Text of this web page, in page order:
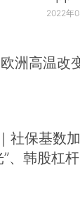
2022年
洲高温改
社保基数加
、韩股杠杆